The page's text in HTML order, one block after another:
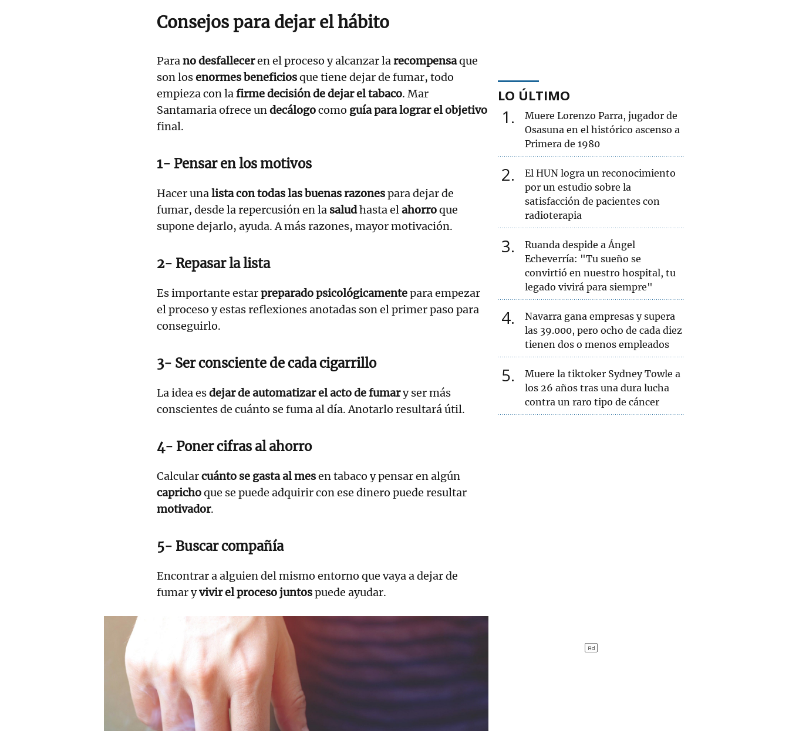
Consejos para dejar el hábito
Para no desfalleceren el proceso y alcanzar la recompensaque
son losenormes beneficiosque tiene dejar de fumar, todo
empieza con la firme decisión de dejar el tabaco. Mar
Santamaria ofrece un decálogocomo guía para lograr el objetivo
final.
1- Pensar en los motivos
Hacer una lista con todas las buenas razonespara dejar de
fumar, desde la repercusión en la saludhasta el ahorroque
supone dejarlo, ayuda. A más razones, mayor motivación.
2- Repasar la lista
Es importante estarpreparado psicológicamentepara empezar
el proceso y estas reflexiones anotadas son el primer paso para
conseguirlo.
3- Ser consciente de cada cigarrillo
La idea esdejar de automatizar el acto de fumary ser más
conscientes de cuánto se fuma al día. Anotarlo resultará útil.
4- Poner cifras al ahorro
Calcularcuánto se gasta al mesen tabaco y pensar en algún
caprichoque se puede adquirir con ese dinero puede resultar
motivador.
5- Buscar compañía
Encontrar a alguien del mismo entorno que vaya a dejar de
fumar yvivir el proceso juntospuede ayudar.
LO ÚLTIMO
1
Muere Lorenzo Parra, jugador de
Osasuna en el histórico ascenso a
Primera de 1980
2
El HUN logra un reconocimiento
por un estudio sobre la
satisfacción de pacientes con
radioterapia
3
Ruanda despide a Ángel
Echeverría: "Tu sueño se
convirtió en nuestro hospital, tu
legado vivirá para siempre"
4
Navarra gana empresas y supera
las 39.000, pero ocho de cada diez
tienen dos o menos empleados
5
Muere la tiktoker Sydney Towle a
los 26 años tras una dura lucha
contra un raro tipo de cáncer